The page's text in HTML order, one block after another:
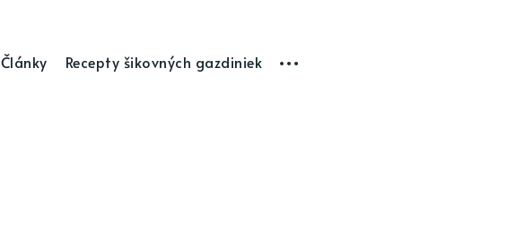
Články Recepty šikovných gazdiniek